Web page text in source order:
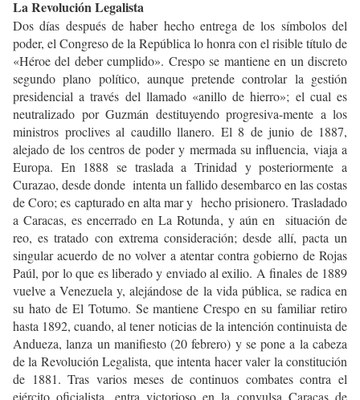
La Revolución Legalista
Dos días después de haber hecho entrega de los símbolos del
poder, el Congreso de la República lo honra con el risible título de
«Héroe del deber cumplido». Crespo se mantiene en un discreto
segundo plano político, aunque pretende controlar la gestión
presidencial a través del llamado «anillo de hierro»; el cual es
neutralizado por Guzmán destituyendo progresiva-mente a los
ministros proclives al caudillo llanero. El 8 de junio de 1887,
alejado de los centros de poder y mermada su influencia, viaja a
Europa. En 1888 se traslada a Trinidad y posteriormente a
Curazao, desde donde intenta un fallido desembarco en las costas
de Coro; es capturado en alta mar y hecho prisionero. Trasladado
a Caracas, es encerrado en La Rotunda, y aún en situación de
reo, es tratado con extrema consideración; desde allí, pacta un
singular acuerdo de no volver a atentar contra gobierno de Rojas
Paúl, por lo que es liberado y enviado al exilio. A finales de 1889
vuelve a Venezuela y, alejándose de la vida pública, se radica en
su hato de El Totumo. Se mantiene Crespo en su familiar retiro
hasta 1892, cuando, al tener noticias de la intención continuista de
Andueza, lanza un manifiesto (20 febrero) y se pone a la cabeza
de la Revolución Legalista, que intenta hacer valer la constitución
de 1881. Tras varios meses de continuos combates contra el
ejército oficialista, entra victorioso en la convulsa Caracas de